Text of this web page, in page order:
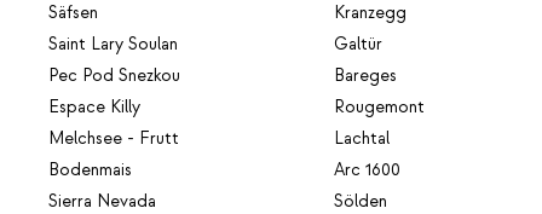
Säfsen
Saint Lary Soulan
Pec Pod Snezkou
Espace Killy
Melchsee - Frutt
Bodenmais
Sierra Nevada
Kranzegg
Galtür
Bareges
Rougemont
Lachtal
Arc 1600
Sölden